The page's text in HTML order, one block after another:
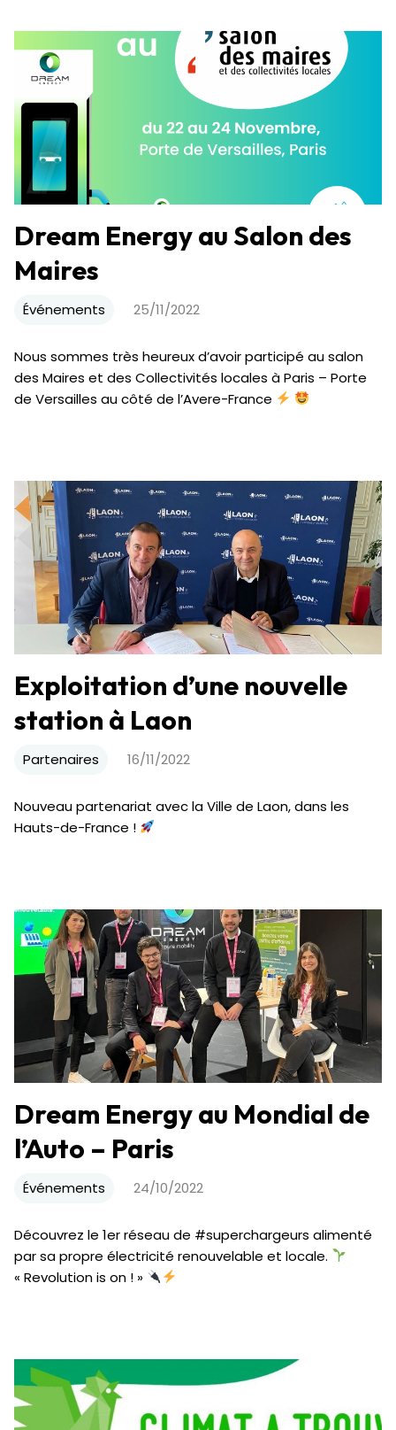
Dream Energy au Salon des
Maires
Événements 25/11/2022
Nous sommes très heureux d’avoir participé au salon
des Maires et des Collectivités locales à Paris – Porte
de Versailles au côté de l’Avere-France
Exploitation d’une nouvelle
station à Laon
Partenaires 16/11/2022
Nouveau partenariat avec la Ville de Laon, dans les
Hauts-de-France !
Dream Energy au Mondial de
l’Auto – Paris
Événements 24/10/2022
Découvrez le 1er réseau de #superchargeurs alimenté
par sa propre électricité renouvelable et locale.
« Revolution is on ! »